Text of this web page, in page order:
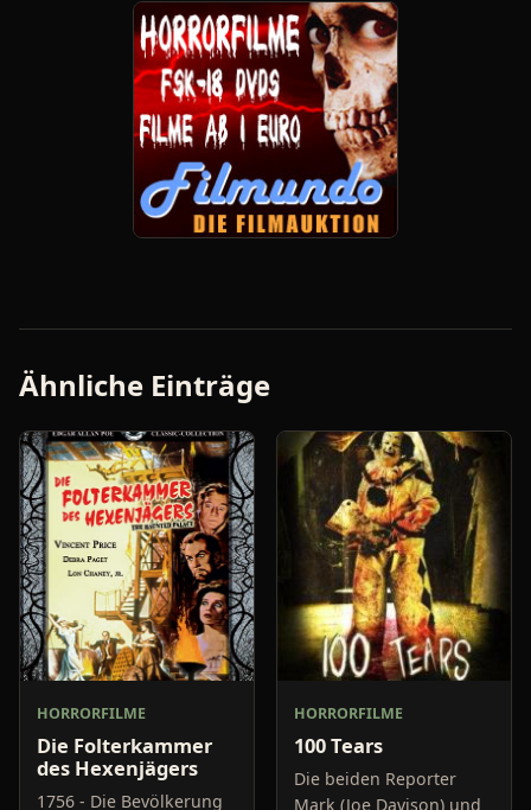
Ähnliche Einträge
HORRORFILME
Die Folterkammer
des Hexenjägers
1756 - Die Bevölkerung
HORRORFILME
100 Tears
Die beiden Reporter
Mark (Joe Davison) und